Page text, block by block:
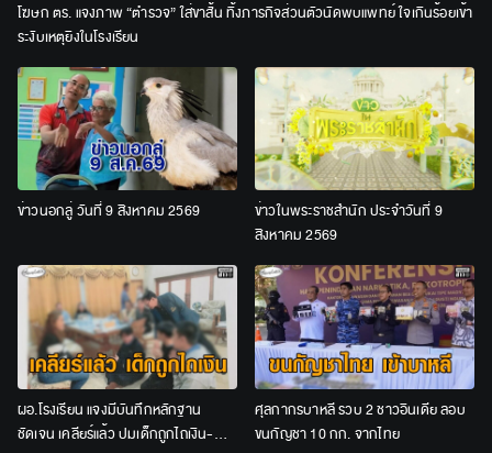
โฆษก ตร. แจงภาพ “ตำรวจ” ใส่ขาสั้น ทิ้งภารกิจส่วนตัวนัดพบแพทย์ ใจเกินร้อยเข้า
ระงับเหตุยิงในโรงเรียน
ข่าวนอกลู่ วันที่ 9 สิงหาคม 2569
ข่าวในพระราชสำนัก ประจำวันที่ 9
สิงหาคม 2569
ผอ.โรงเรียน แจงมีบันทึกหลักฐาน
ชัดเจน เคลียร์แล้ว ปมเด็กถูกไถเงิน-
ศุลกากรบาหลี รวบ 2 ชาวอินเดีย ลอบ
ขนกัญชา 10 กก. จากไทย